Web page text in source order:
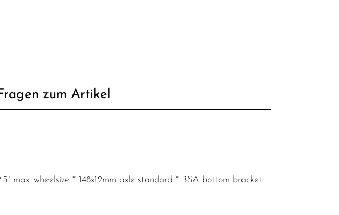
zum Artikel
max. wheelsize * 148x12mm axle standard * BSA bottom bracket